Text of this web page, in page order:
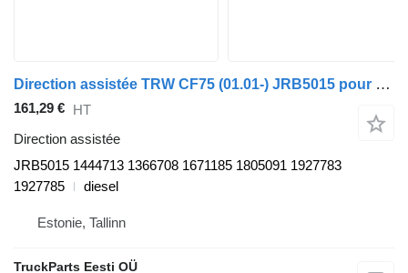
Direction assistée TRW CF75 (01.01-) JRB5015 pour tracteur routier DAF LF45, LF55, LF180, CF65, CF75, CF85 (2001-)
161,29 € HT
Direction assistée
JRB5015 1444713 1366708 1671185 1805091 1927783
1927785
diesel
Estonie, Tallinn
TruckParts Eesti OÜ